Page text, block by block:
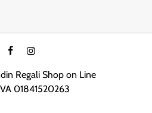
Regali Shop on Line
01841520263